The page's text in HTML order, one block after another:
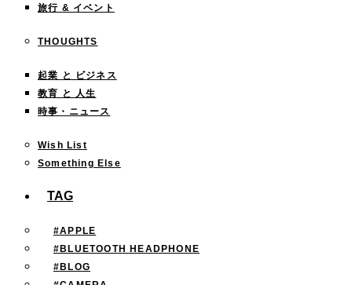
旅行 & イベント
THOUGHTS
起業 と ビジネス
教育 と 人生
時事・ニュース
Wish List
Something Else
TAG
#APPLE
#BLUETOOTH HEADPHONE
#BLOG